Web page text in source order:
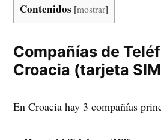
Contenidos [mostrar]
Compañías de
Croacia (tarjeta
En Croacia hay 3 compañías